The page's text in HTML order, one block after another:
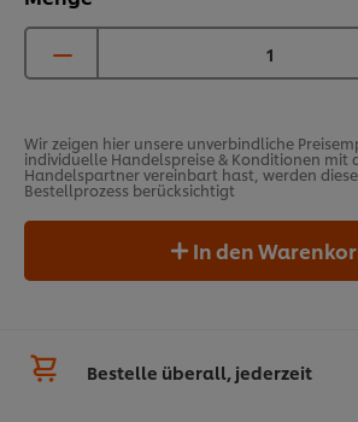
Wir zeigen hier unsere unverbindliche
individuelle Handelspreise & Konditionen mit
Handelspartner vereinbart hast, werden
Bestellprozess berücksichtigt
In den
Bestelle überall, jederzeit